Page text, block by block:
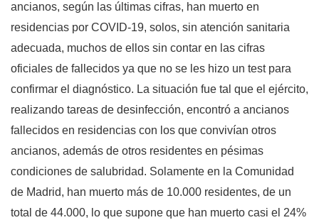
ancianos, según las últimas cifras, han muerto en
residencias por COVID-19, solos, sin atención sanitaria
adecuada, muchos de ellos sin contar en las cifras
oficiales de fallecidos ya que no se les hizo un test para
confirmar el diagnóstico. La situación fue tal que el ejército,
realizando tareas de desinfección, encontró a ancianos
fallecidos en residencias con los que convivían otros
ancianos, además de otros residentes en pésimas
condiciones de salubridad. Solamente en la Comunidad
de Madrid, han muerto más de 10.000 residentes, de un
total de 44.000, lo que supone que han muerto casi el 24%